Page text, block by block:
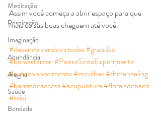
Meditação
Respiração
Imaginação
Abundância
Alegria
Saúde
Bondade
Assim você começa a abrir espaço para que
mais coisas boas cheguem até você.
#desenvolvendovirtudes#gratidão
#bemestarzen#PenseSintaExperimente
#autoconhecimento#escolhas#thetahealing
#barrasdeaccess#acupuntura#floraisdebach
#reiki